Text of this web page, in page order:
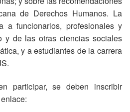
de Derechos Humanos. La
a funcionarios, profesionales y
y de las otras ciencias sociales
y a estudiantes de la carrera
participar, se deben inscribir